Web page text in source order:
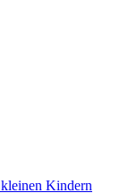
Kindern